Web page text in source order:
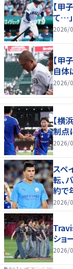
【甲
て…
2026/
【甲
自体
2026/
【横
制点
2026/
スペ
転、
約で
2026/
ショ
2026/